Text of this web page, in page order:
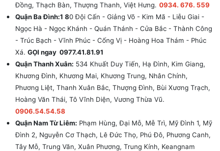
Đồng, Thạch Bàn, Thượng Thanh, Việt Hưng. 0934. 676. 559
Quận Ba Đình:1 80 Đội Cấn - Giảng Võ - Kim Mã - Liễu Giai -
Ngọc Hà - Ngọc Khánh - Quán Thánh - Cửa Bắc - Thành Công
- Trúc Bạch - Vĩnh Phúc - Cống Vị - Hoàng Hoa Thám - Phúc
Xá. GỌI ngay 0977.41.81.91
Quận Thanh Xuân: 534 Khuất Duy Tiến, Hạ Đình, Kim Giang,
Khương Đình, Khương Mai, Khương Trung, Nhân Chính,
Phương Liệt, Thanh Xuân Bắc, Thượng Đình, Bùi Xương Trạch,
Hoàng Văn Thái, Tô Vĩnh Diện, Vương Thừa Vũ.
0906.54.54.58
Quận Nam Từ Liêm: Phạm Hùng, Đại Mỗ, Mễ Trì, Mỹ Đình 1, Mỹ
Đình 2, Nguyễn Cơ Thạch, Lê Đức Thọ, Phú Đô, Phương Canh,
Tây Mỗ, Trung Văn, Xuân Phương, Trung Kính, Keangnam